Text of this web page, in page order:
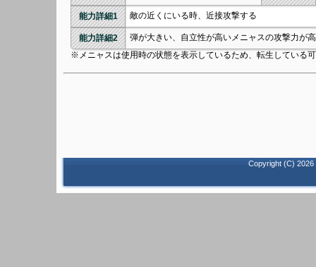
能力詳細1 敵の近くにいる時、近接攻撃する
能力詳細2
弾が大きい、自立性が高いメニャスの攻撃力が
※メニャスは使用時の状態を表示しているため、転生している
Copyright (C) 2026